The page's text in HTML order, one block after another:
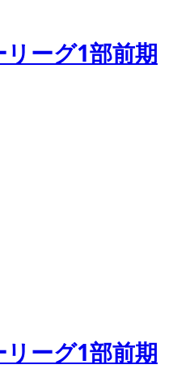
ーグ1部前期
ーグ1部前期